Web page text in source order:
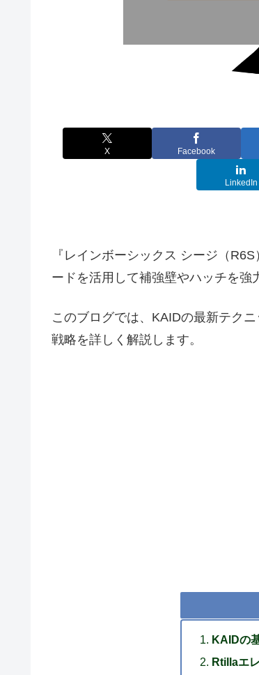
X Facebook
LinkedIn
『レインボーシックス シージ（
ードを活用して補強壁やハッチを強
このブログでは、KAIDの最新テク
戦略を詳しく解説します。
KAIDの
Rtillaエ